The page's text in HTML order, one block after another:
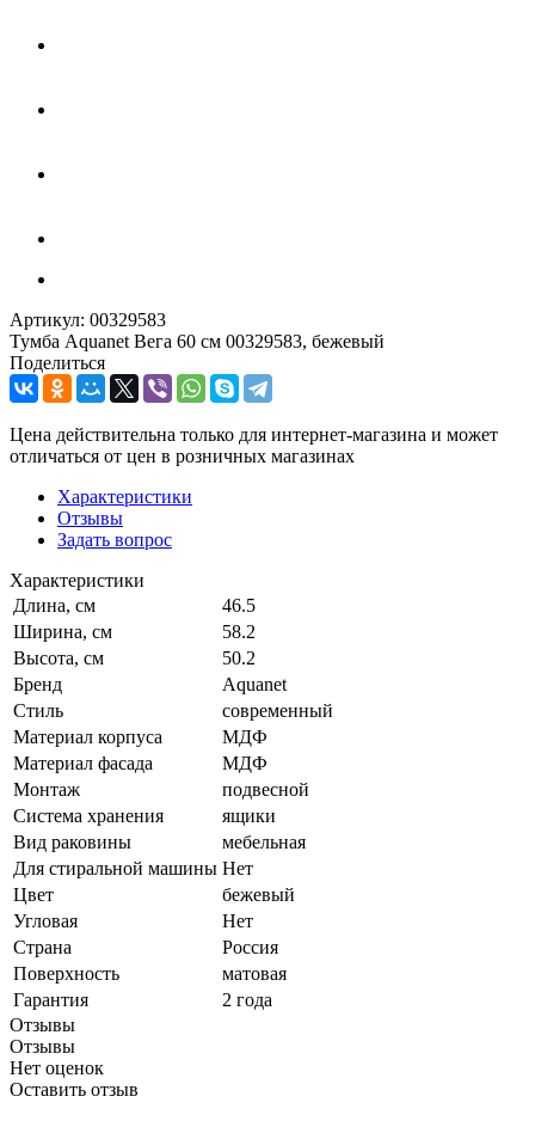
Артикул: 00329583
Тумба Aquanet Вега 60 см 00329583, бежевый
Поделиться
Цена действительна только для интернет-магазина и может
отличаться от цен в розничных магазинах
Характеристики
Отзывы
Задать вопрос
Характеристики
Длина, см
46.5
Ширина, см
58.2
Высота, см
50.2
Бренд
Aquanet
Стиль
современный
Материал корпуса
МДФ
Материал фасада
МДФ
Монтаж
подвесной
Система хранения
ящики
Вид раковины
мебельная
Для стиральной машины Нет
Цвет
бежевый
Угловая
Нет
Страна
Россия
Поверхность
матовая
Гарантия
2 года
Отзывы
Отзывы
Нет оценок
Оставить отзыв